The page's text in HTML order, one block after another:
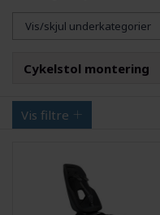
Vis/skjul underkategorier
Cykelstol montering
Vis filtre